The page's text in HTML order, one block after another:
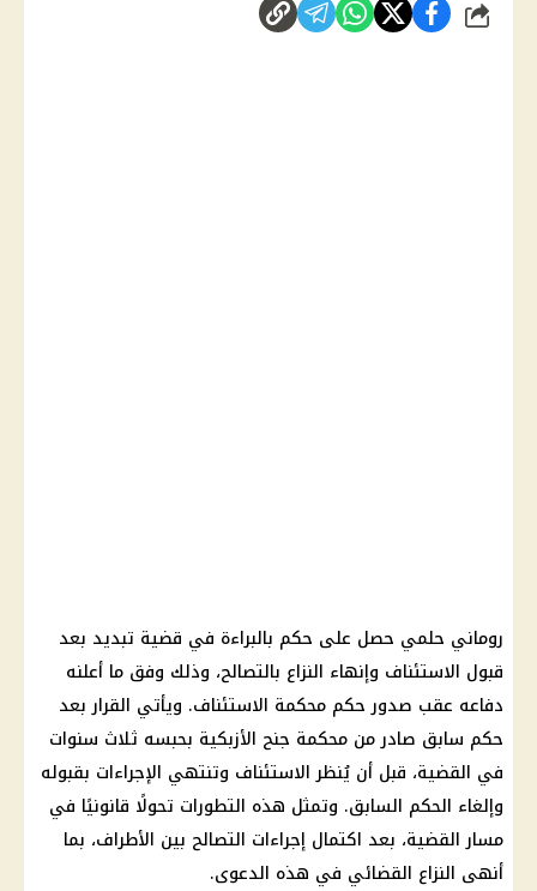
شارك
روماني حلمي حصل على حكم بالبراءة في قضية تبديد بعد
قبول الاستئناف وإنهاء النزاع بالتصالح، وذلك وفق ما أعلنه
دفاعه عقب صدور حكم محكمة الاستئناف. ويأتي القرار بعد
حكم سابق صادر من محكمة جنح الأزبكية بحبسه ثلاث سنوات
في القضية، قبل أن يُنظر الاستئناف وتنتهي الإجراءات بقبوله
وإلغاء الحكم السابق. وتمثل هذه التطورات تحولًا قانونيًا في
مسار القضية، بعد اكتمال إجراءات التصالح بين الأطراف، بما
أنهى النزاع القضائي في هذه الدعوى.